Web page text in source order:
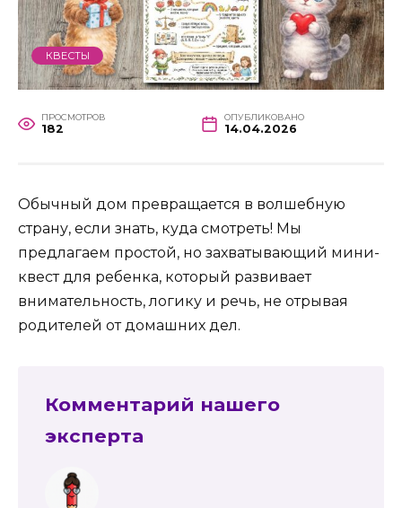
КВЕСТЫ
ПРОСМОТРОВ
182
ОПУБЛИКОВАНО
14.04.2026
Обычный дом превращается в волшебную
страну, если знать, куда смотреть! Мы
предлагаем простой, но захватывающий мини-
квест для ребенка, который развивает
внимательность, логику и речь, не отрывая
родителей от домашних дел.
Комментарий нашего
эксперта